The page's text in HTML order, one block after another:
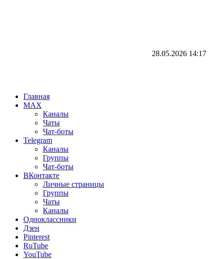
28.05.2026 14:17
Главная
MAX
Каналы
Чаты
Чат-боты
Telegram
Каналы
Группы
Чат-боты
ВКонтакте
Личные страницы
Группы
Чаты
Каналы
Одноклассники
Дзен
Pinterest
RuTube
YouTube